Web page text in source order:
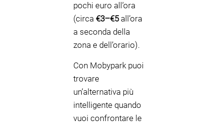
pochi euro all’ora
(circa €3–€5all’ora
a seconda della
zona e dell’orario).
Con Mobypark puoi
trovare
un’alternativa più
intelligente quando
vuoi confrontare le